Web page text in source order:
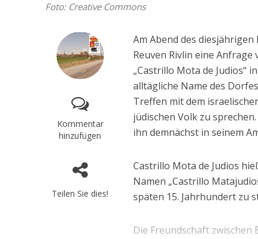
Foto: Creative Commons
Kommentar
hinzufügen
Teilen Sie dies!
Am Abend des
Reuven Rivlin eine
„Castrillo Mota de Judios“
alltägliche Name des
Treffen mit dem
jüdischen Volk zu
ihn demnächst in seinem
Castrillo Mota de Judios
Namen „Castrillo
späten 15. Jahrhundert zu
Die Freundschaft zwischen